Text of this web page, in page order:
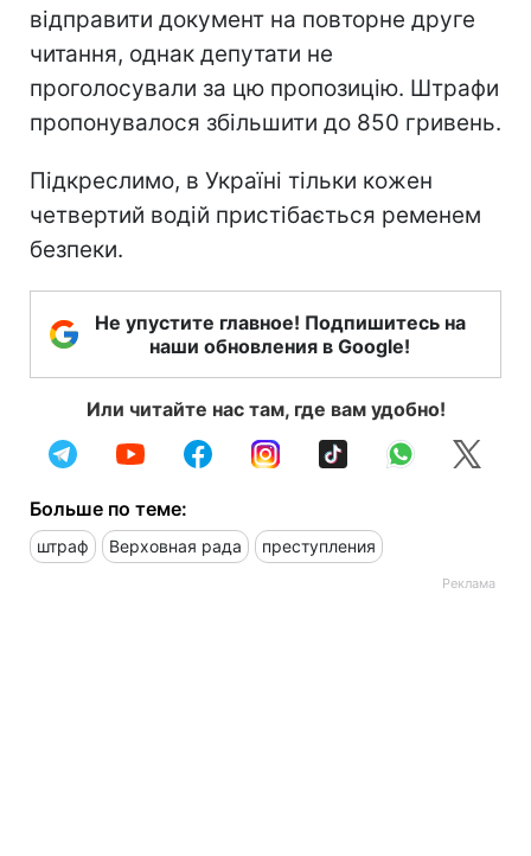
відправити документ на повторне друге
читання, однак депутати не
проголосували за цю пропозицію. Штрафи
пропонувалося збільшити до 850 гривень.
Підкреслимо, в Україні тільки кожен
четвертий водій пристібається ременем
безпеки.
Не упустите главное! Подпишитесь на
наши обновления в Google!
Или читайте нас там, где вам удобно!
Больше по теме:
штраф Верховная рада преступления